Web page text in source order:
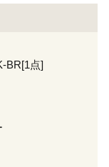
BR[1点]